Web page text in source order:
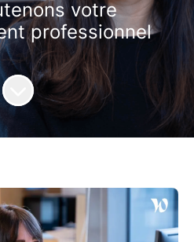
votre
professionnel
Faire défiler jusqu'au contenu